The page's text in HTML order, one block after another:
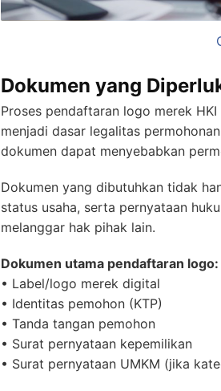
Dokumen yang
Proses pendaftaran logo merek
menjadi dasar legalitas
dokumen dapat menyebabkan
Dokumen yang dibutuhkan tidak
status usaha, serta pernyataan
melanggar hak pihak lain.
Dokumen utama pendaftaran logo:
• Label/logo merek digital
• Identitas pemohon (KTP)
• Tanda tangan pemohon
• Surat pernyataan kepemilikan
• Surat pernyataan UMKM (jika